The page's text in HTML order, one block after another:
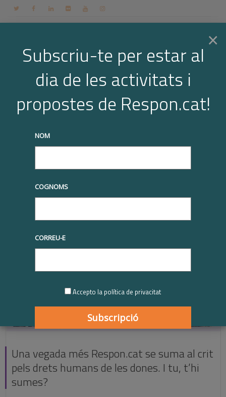
Contacte Espai membres Login CA
Arxiu per a l'etiqueta:
ODS10desigualtats
Una vegada més Respon.cat se suma al crit
pels drets humans de les dones. I tu, t’hi
sumes?
×
Subscriu-te per estar al
dia de les activitats i
propostes de Respon.cat!
NOM
COGNOMS
CORREU-E
Accepto la política de privacitat